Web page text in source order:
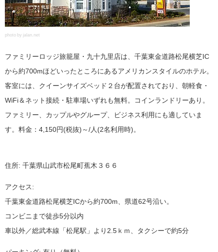
photo by jalan.net
ファミリーロッジ旅籠屋・九十九里店は、千葉東金道路松尾横芝IC
から約700mほどいったところにあるアメリカンスタイルのホテル。
客室には、クイーンサイズベッド２台が配置されており、朝軽食・
WiFi＆ネット接続・駐車場いずれも無料。コインランドリーあり。
ファミリー、カップルやグループ、ビジネス利用にも適していま
す。料金：4,150円(税抜)～/人(2名利用時)。
住所: 千葉県山武市松尾町蕉木３６６
アクセス:
千葉東金道路松尾横芝ICから約700m、県道62号沿い。
コンビニまで徒歩5分以内
車以外／総武本線「松尾駅」より2.5ｋｍ、タクシーで約5分